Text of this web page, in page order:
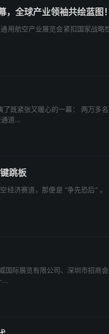
全球产业领袖共绘蓝图！
航空产业展览会紧扣国家战略
既紧张又暖心的一幕： 两万多
道...
跳板
济赛道，那便是 “争先恐后”
际展览有限公司、深圳市招商
...